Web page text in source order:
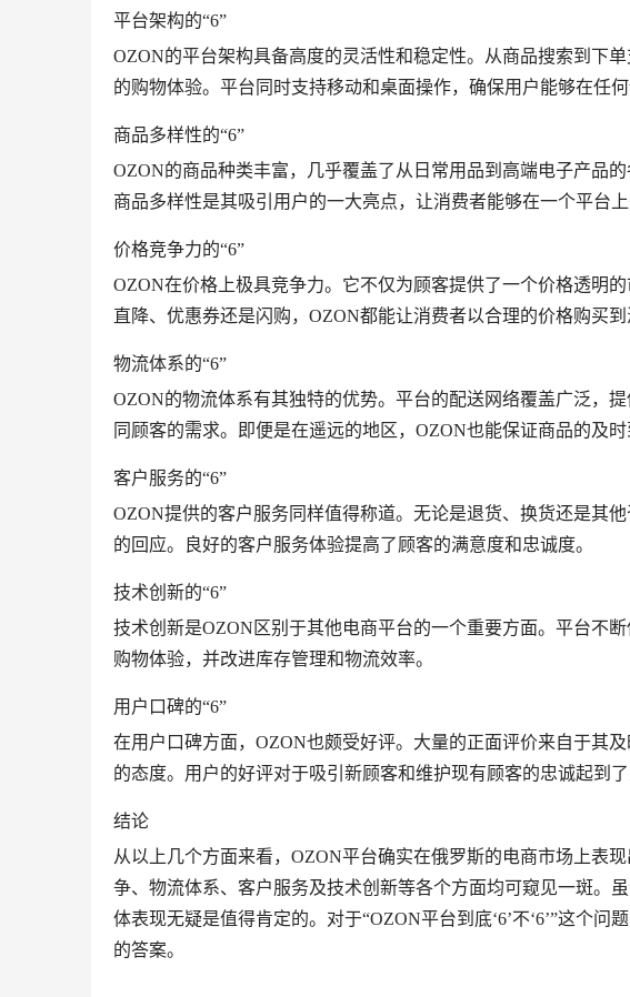
平台架构的“6”
OZON的平台架构具备高度的灵活性和稳定性。从商品搜索到下
的购物体验。平台同时支持移动和桌面操作，确保用户能够在任
商品多样性的“6”
OZON的商品种类丰富，几乎覆盖了从日常用品到高端电子产品
商品多样性是其吸引用户的一大亮点，让消费者能够在一个平台上
价格竞争力的“6”
OZON在价格上极具竞争力。它不仅为顾客提供了一个价格透明
直降、优惠券还是闪购，OZON都能让消费者以合理的价格购买到
物流体系的“6”
OZON的物流体系有其独特的优势。平台的配送网络覆盖广泛，
同顾客的需求。即便是在遥远的地区，OZON也能保证商品的及时
客户服务的“6”
OZON提供的客户服务同样值得称道。无论是退货、换货还是其
的回应。良好的客户服务体验提高了顾客的满意度和忠诚度。
技术创新的“6”
技术创新是OZON区别于其他电商平台的一个重要方面。平台不
购物体验，并改进库存管理和物流效率。
用户口碑的“6”
在用户口碑方面，OZON也颇受好评。大量的正面评价来自于其
的态度。用户的好评对于吸引新顾客和维护现有顾客的忠诚起到了
结论
从以上几个方面来看，OZON平台确实在俄罗斯的电商市场上表
争、物流体系、客户服务及技术创新等各个方面均可窥见一斑。
体表现无疑是值得肯定的。对于“OZON平台到底‘6’不‘6’”这个
的答案。